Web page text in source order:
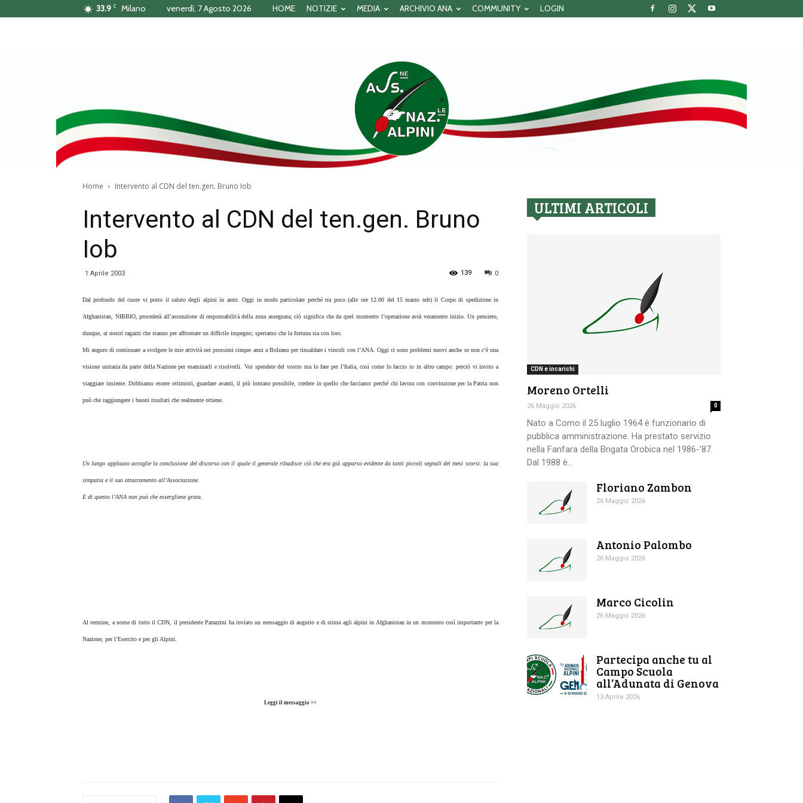
33.9 C Milano venerdì, 7 Agosto 2026 HOME NOTIZIE MEDIA ARCHIVIO ANA COMMUNITY LOGIN
Associazione
Home Intervento al CDN del ten.gen. Bruno Iob
Intervento al CDN del ten.gen. Bruno
Iob
1 Aprile 2003 0
139
Dal profondo del cuore vi porto il saluto degli alpini in armi. Oggi in modo particolare perché tra poco (alle ore 12.00 del 15 marzo ndr) il Corpo di spedizione in
Afghanistan, NIBBIO, procederà all’assunzione di responsabilità della zona assegnata; ciò significa che da quel momento l’operazione avrà veramente inizio. Un pensiero,
dunque, ai nostri ragazzi che stanno per affrontare un difficile impegno; speriamo che la fortuna sia con loro.
Mi auguro di continuare a svolgere le mie attività nei prossimi cinque anni a Bolzano per rinsaldare i vincoli con l’ANA. Oggi ci sono problemi nuovi anche se non c’è una
visione unitaria da parte della Nazione per esaminarli e risolverli. Voi spendete del vostro ma lo fate per l’Italia, così come lo faccio io in altro campo: perciò vi invito a
viaggiare insieme. Dobbiamo essere ottimisti, guardare avanti, il più lontano possibile, credere in quello che facciamo perché chi lavora con convinzione per la Patria non
può che raggiungere i buoni risultati che realmente ottiene.
Un lungo applauso accoglie la conclusione del discorso con il quale il generale ribadisce ciò che era già apparso evidente da tanti piccoli segnali dei mesi scorsi: la sua
simpatia e il suo attaccamento all’Associazione.
E di questo l’ANA non può che essergliene grata.
Al termine, a nome di tutto il CDN, il presidente Parazzini ha inviato un messaggio di augurio e di stima agli alpini in Afghanistan in un momento così importante per la
Nazione, per l’Esercito e per gli Alpini.
Leggi il messaggio >>
ULTIMI ARTICOLI
CDN e incarichi
Moreno Ortelli
26 Maggio 2026 0
Nato a Como il 25 luglio 1964 è funzionario di
pubblica amministrazione. Ha prestato servizio
nella Fanfara della Brigata Orobica nel 1986-’87.
Dal 1988 è...
Floriano Zambon
26 Maggio 2026
Antonio Palombo
26 Maggio 2026
Marco Cicolin
26 Maggio 2026
Partecipa anche tu al
Campo Scuola
all’Adunata di Genova
13 Aprile 2026